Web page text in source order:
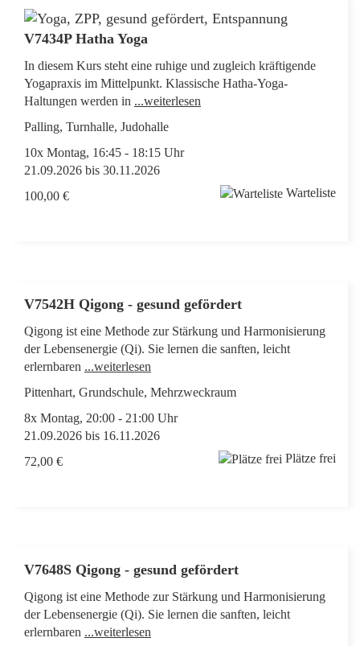
V7434P Hatha Yoga
In diesem Kurs steht eine ruhige und zugleich kräftigende
Yogapraxis im Mittelpunkt. Klassische Hatha-Yoga-
Haltungen werden in ...weiterlesen
Palling, Turnhalle, Judohalle
10x Montag, 16:45 - 18:15 Uhr
21.09.2026 bis 30.11.2026
100,00 €
Warteliste
V7542H Qigong - gesund gefördert
Qigong ist eine Methode zur Stärkung und Harmonisierung
der Lebensenergie (Qi). Sie lernen die sanften, leicht
erlernbaren ...weiterlesen
Pittenhart, Grundschule, Mehrzweckraum
8x Montag, 20:00 - 21:00 Uhr
21.09.2026 bis 16.11.2026
72,00 €
Plätze frei
V7648S Qigong - gesund gefördert
Qigong ist eine Methode zur Stärkung und Harmonisierung
der Lebensenergie (Qi). Sie lernen die sanften, leicht
erlernbaren ...weiterlesen